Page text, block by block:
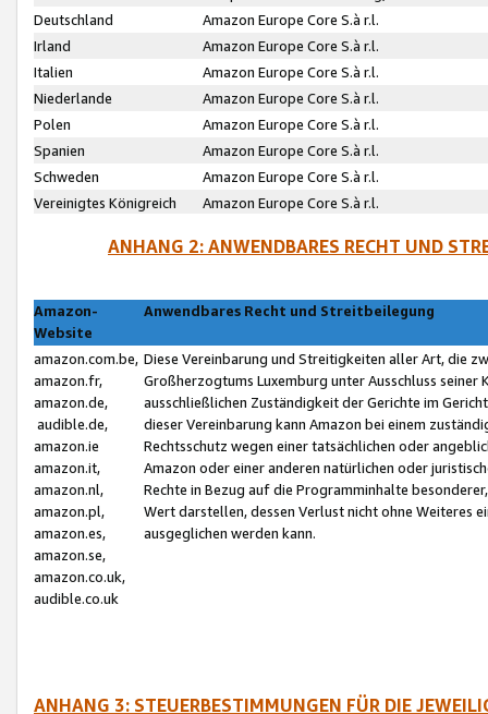
Deutschland
Amazon Europe Core S.à r.l.
Irland
Amazon Europe Core S.à r.l.
Italien
Amazon Europe Core S.à r.l.
Niederlande
Amazon Europe Core S.à r.l.
Polen
Amazon Europe Core S.à r.l.
Spanien
Amazon Europe Core S.à r.l.
Schweden
Amazon Europe Core S.à r.l.
Vereinigtes Königreich
Amazon Europe Core S.à r.l.
ANHANG 2: ANWENDBARES RECHT UND
Amazon-
Website
Anwendbares Recht und Streitbeilegung
amazon.com.be,
amazon.fr,
amazon.de,
audible.de,
amazon.ie
amazon.it,
amazon.nl,
amazon.pl,
amazon.es,
amazon.se,
amazon.co.uk,
audible.co.uk
Diese Vereinbarung und Streitigkeiten aller Art, die
Großherzogtums Luxemburg unter Ausschluss
ausschließlichen Zuständigkeit der Gerichte im
dieser Vereinbarung kann Amazon bei einem
Rechtsschutz wegen einer tatsächlichen oder
Amazon oder einer anderen natürlichen oder
Rechte in Bezug auf die Programminhalte
Wert darstellen, dessen Verlust nicht ohne Weiteres
ausgeglichen werden kann.
ANHANG 3: STEUERBESTIMMUNGEN FÜR DIE